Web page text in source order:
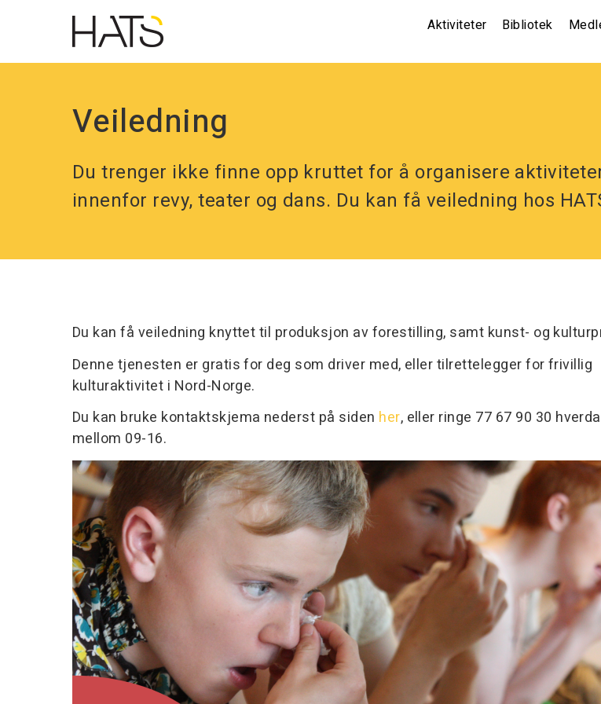
navigation
Main
(non
Aktiviteter Bibliotek
Veiledning
Du trenger ikke finne opp kruttet for å organisere
innenfor revy, teater og dans. Du kan få veiledning hos
Du kan få veiledning knyttet til produksjon av forestilling, samt kunst- og
Denne tjenesten er gratis for deg som driver med, eller tilrettelegger for frivillig
kulturaktivitet i Nord-Norge.
Du kan bruke kontaktskjema nederst på siden her, eller ringe 77 67 90 30
mellom 09-16.